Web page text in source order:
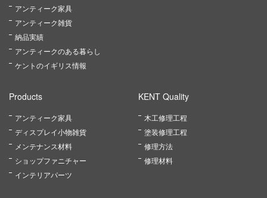
アンティーク家具
アンティーク雑貨
納品実績
アンティークのある暮らし
ケントのイギリス情報
Products
アンティーク家具
ディスプレイ小物雑貨
メンテナンス材料
ショップファニチャー
インテリアパーツ
KENT Quality
木工修理工程
塗装修理工程
修理方法
修理材料